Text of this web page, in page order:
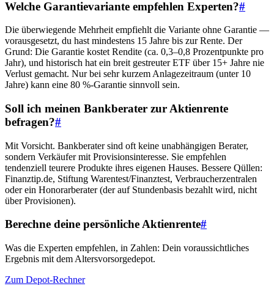
Welche Garantievariante empfehlen Experten?#
Die überwiegende Mehrheit empfiehlt die Variante ohne Garantie —
vorausgesetzt, du hast mindestens 15 Jahre bis zur Rente. Der
Grund: Die Garantie kostet Rendite (ca. 0,3–0,8 Prozentpunkte pro
Jahr), und historisch hat ein breit gestreuter ETF über 15+ Jahre nie
Verlust gemacht. Nur bei sehr kurzem Anlagezeitraum (unter 10
Jahre) kann eine 80 %-Garantie sinnvoll sein.
Soll ich meinen Bankberater zur Aktienrente
befragen?#
Mit Vorsicht. Bankberater sind oft keine unabhängigen Berater,
sondern Verkäufer mit Provisionsinteresse. Sie empfehlen
tendenziell teurere Produkte ihres eigenen Hauses. Bessere Qüllen:
Finanztip.de, Stiftung Warentest/Finanztest, Verbraucherzentralen
oder ein Honorarberater (der auf Stundenbasis bezahlt wird, nicht
über Provisionen).
Berechne deine persönliche Aktienrente#
Was die Experten empfehlen, in Zahlen: Dein voraussichtliches
Ergebnis mit dem Altersvorsorgedepot.
Zum Depot-Rechner